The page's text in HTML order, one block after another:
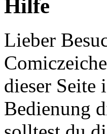
Hilfe
Lieber
dieser
Bedienung